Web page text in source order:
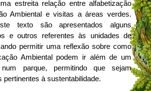
estreita relação entre alfabetização
Ambiental e visitas a áreas verdes.
texto são apresentados alguns
e outros referentes às unidades de
permitir uma reflexão sobre como
Ambiental podem ir além de um
parque, permitindo que sejam
pertinentes à sustentabilidade.